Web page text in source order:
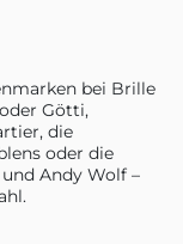
bei Brille
Götti,
die
oder die
Andy Wolf –